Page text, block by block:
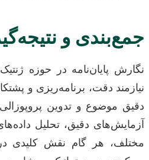
و نتیجه‌گیری
پایان‌نامه در حوزه ژنتیک،
دقت، برنامه‌ریزی و پشتکار
و تدوین پروپوزالی
دقیق، تحلیل داده‌های
هر گام نقش کلیدی در